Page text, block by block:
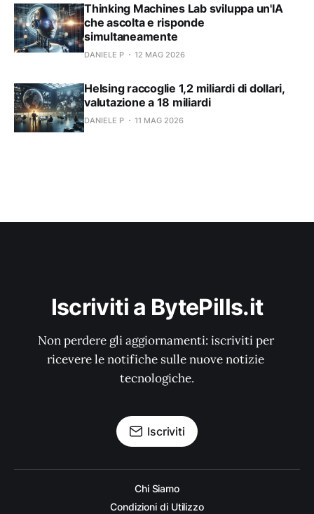
Thinking Machines Lab sviluppa un'IA
che ascolta e risponde
simultaneamente
DANIELE P 12 MAG 2026
Helsing raccoglie 1,2 miliardi di dollari,
valutazione a 18 miliardi
DANIELE P 11 MAG 2026
Iscriviti a BytePills.it
Non perdere gli aggiornamenti: iscriviti per
ricevere le notifiche sulle nuove notizie
tecnologiche.
Iscriviti
Chi Siamo
Condizioni di Utilizzo